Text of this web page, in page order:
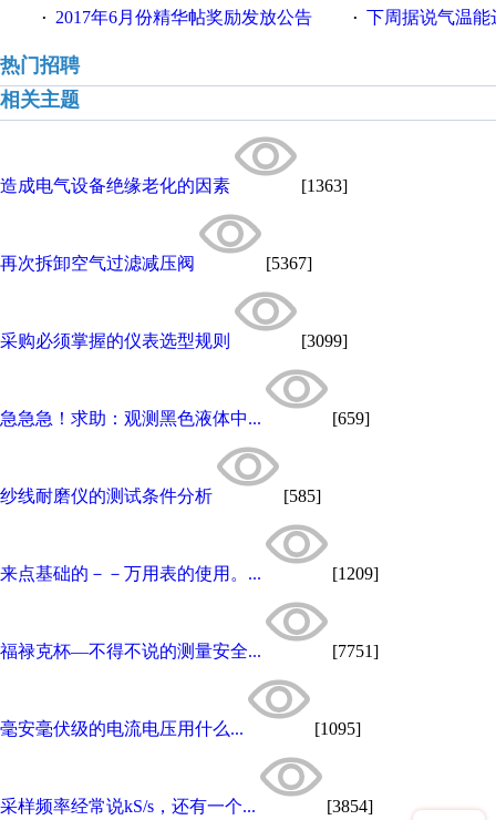
· 2017年6月份精华帖奖励发放公告 · 下周据说气温能
热门招聘
相关主题
造成电气设备绝缘老化的因素 [1363]
再次拆卸空气过滤减压阀 [5367]
采购必须掌握的仪表选型规则 [3099]
急急急！求助：观测黑色液体中... [659]
纱线耐磨仪的测试条件分析 [585]
来点基础的－－万用表的使用。... [1209]
福禄克杯—不得不说的测量安全... [7751]
毫安毫伏级的电流电压用什么... [1095]
采样频率经常说kS/s，还有一个... [3854]